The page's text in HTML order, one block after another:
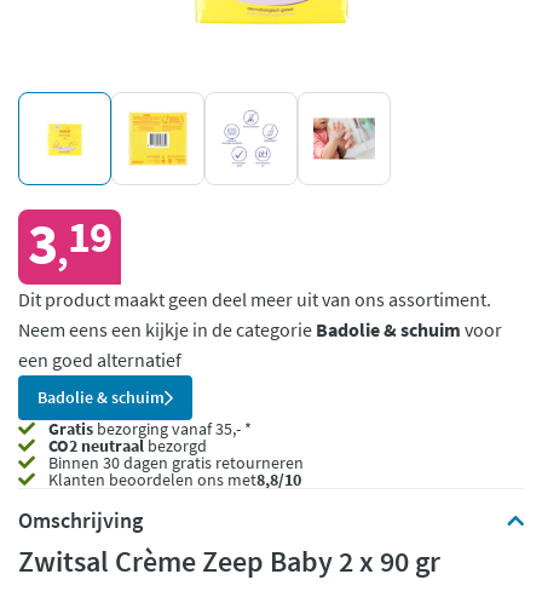
3,19
Dit product maakt geen deel meer uit van ons assortiment.
Neem eens een kijkje in de categorie Badolie & schuim voor
een goed alternatief
Badolie & schuim
Gratis bezorging vanaf 35,- *
CO2 neutraalbezorgd
Binnen 30 dagen gratis retourneren
Klanten beoordelen ons met8,8/10
Omschrijving
Zwitsal Crème Zeep Baby 2 x 90 gr